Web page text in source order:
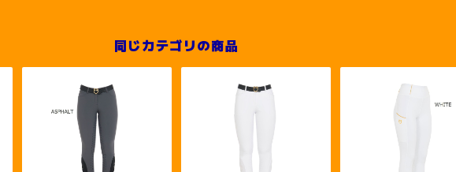
同じカテゴリの商品